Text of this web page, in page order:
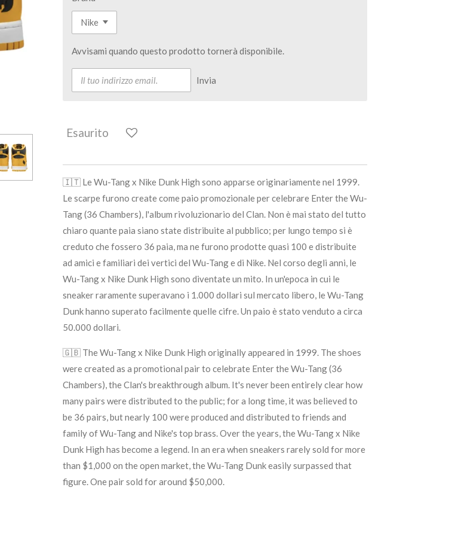
Avvisami quando questo prodotto tornerà disponibile.
Invia
Esaurito
🇮🇹 Le Wu-Tang x Nike Dunk High sono apparse originariamente nel 1999.
Le scarpe furono create come paio promozionale per celebrare Enter the Wu-
Tang (36 Chambers), l'album rivoluzionario del Clan. Non è mai stato del tutto
chiaro quante paia siano state distribuite al pubblico; per lungo tempo si è
creduto che fossero 36 paia, ma ne furono prodotte quasi 100 e distribuite
ad amici e familiari dei vertici del Wu-Tang e di Nike. Nel corso degli anni, le
Wu-Tang x Nike Dunk High sono diventate un mito. In un'epoca in cui le
sneaker raramente superavano i 1.000 dollari sul mercato libero, le Wu-Tang
Dunk hanno superato facilmente quelle cifre. Un paio è stato venduto a circa
50.000 dollari.
🇬🇧 The Wu-Tang x Nike Dunk High originally appeared in 1999. The shoes
were created as a promotional pair to celebrate Enter the Wu-Tang (36
Chambers), the Clan's breakthrough album. It's never been entirely clear how
many pairs were distributed to the public; for a long time, it was believed to
be 36 pairs, but nearly 100 were produced and distributed to friends and
family of Wu-Tang and Nike's top brass. Over the years, the Wu-Tang x Nike
Dunk High has become a legend. In an era when sneakers rarely sold for more
than $1,000 on the open market, the Wu-Tang Dunk easily surpassed that
figure. One pair sold for around $50,000.